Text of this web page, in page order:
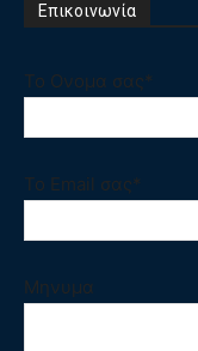
Επικοινωνία
Το Ονομα σας*
Το Email σας*
Μηνυμα